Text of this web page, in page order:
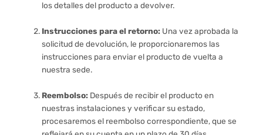
los detalles del producto a devolver.
Instrucciones para el retorno: Una vez aprobada la
solicitud de devolución, le proporcionaremos las
instrucciones para enviar el producto de vuelta a
nuestra sede.
Reembolso: Después de recibir el producto en
nuestras instalaciones y verificar su estado,
procesaremos el reembolso correspondiente, que se